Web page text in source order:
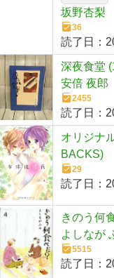
坂野杏梨
36
読了日：
深夜食堂
安倍 夜郎
2455
読了日：
オリジナ
BACKS)
29
読了日：
きのう何
よしなが
5515
読了日：